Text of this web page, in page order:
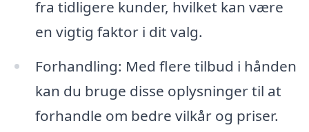
fra tidligere kunder, hvilket kan være
en vigtig faktor i dit valg.
Forhandling: Med flere tilbud i hånden
kan du bruge disse oplysninger til at
forhandle om bedre vilkår og priser.